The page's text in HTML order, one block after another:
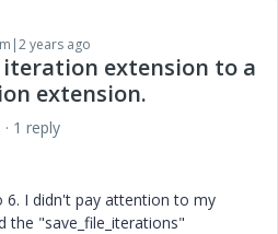
years ago
extension to a
extension.
1 reply
6. I didn't pay attention to my
the "save_file_iterations"